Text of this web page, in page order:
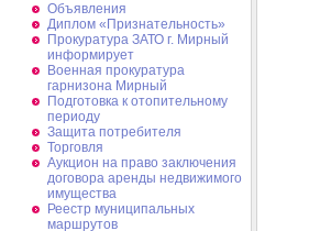
Объявления
Диплом «Признательность»
Прокуратура ЗАТО г. Мирный
информирует
Военная прокуратура
гарнизона Мирный
Подготовка к отопительному
периоду
Защита потребителя
Торговля
Аукцион на право заключения
договора аренды недвижимого
имущества
Реестр муниципальных
маршрутов